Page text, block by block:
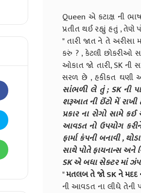
Queen એ કટાક્ષ ની
પ્રતીત થઈ રહ્યું હતું , તેણે
" તારી જાત ને તે અરીસા
કરું ? , કેટલી છોકરીઓ
ઓકાત જો તારી, SK
સરળ છે , હકીકત ઘણી
સાંભળી લે તું ; SK ની
શરૂઆત ની ઈંટો મેં રાખી
પ્રકાર ના રોગો સામે
આવડત નો ઉપયોગ
ફાર્મા કંપની બનાવી ,
સાથે પોતે ફાયનાન્સ અને
SK એ બધા સેક્ટર માં
"મતલબ તે જો SK ને મદદ
ની આવડત ના લીધે તેની